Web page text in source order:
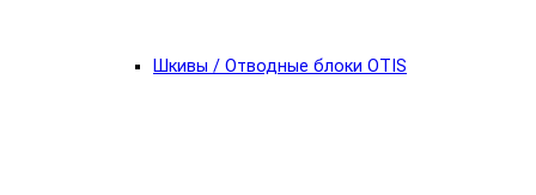
Шкивы / Отводные блоки OTIS